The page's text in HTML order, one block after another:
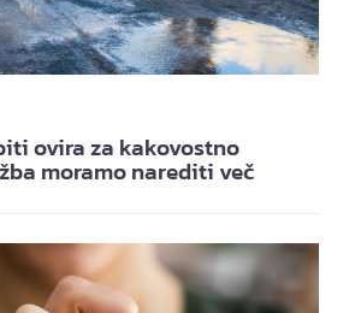
ovira za kakovostno
moramo narediti več